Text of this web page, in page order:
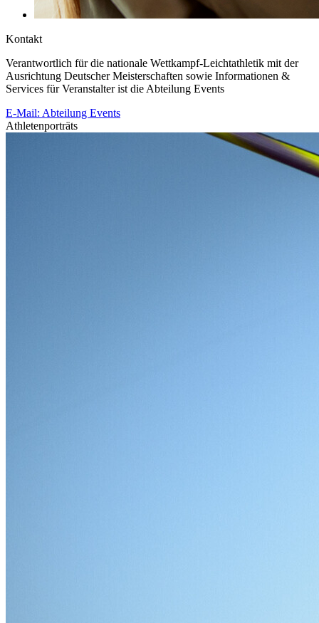
Kontakt
Verantwortlich für die nationale Wettkampf-Leichtathletik mit der
Ausrichtung Deutscher Meisterschaften sowie Informationen &
Services für Veranstalter ist die Abteilung Events
E-Mail: Abteilung Events
Athletenporträts